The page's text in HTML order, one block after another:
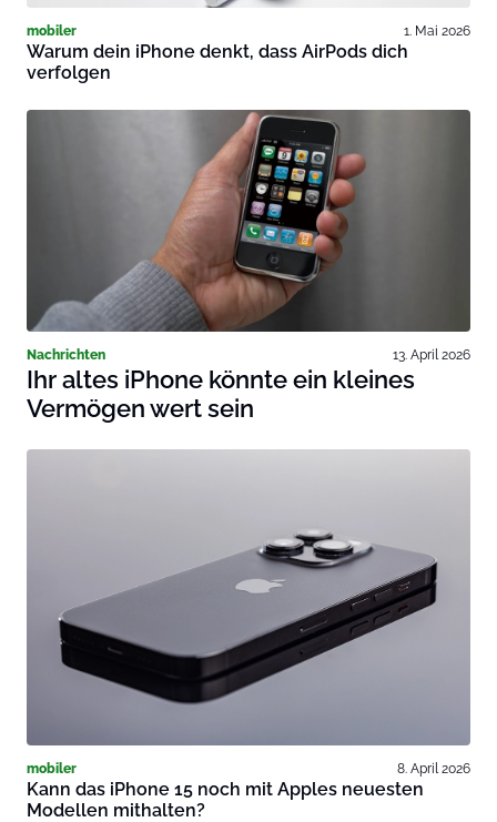
mobiler 1. Mai 2026
Warum dein iPhone denkt, dass AirPods dich
verfolgen
Nachrichten 13. April 2026
Ihr altes iPhone könnte ein kleines
Vermögen wert sein
mobiler 8. April 2026
Kann das iPhone 15 noch mit Apples neuesten
Modellen mithalten?